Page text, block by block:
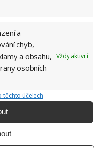
a
chyb,
a obsahu,
osobních
Vždy aktivní
těchto účelech
který je již od malička
V podstatě vše, co je